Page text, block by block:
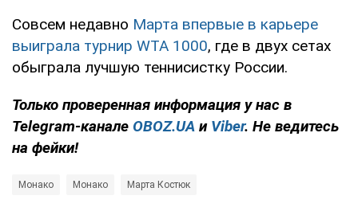
Совсем недавно Марта впервые в карьере
выиграла турнир WTA 1000, где в двух сетах
обыграла лучшую теннисистку России.
Только проверенная информация у нас в
Telegram-канале OBOZ.UA и Viber. Не ведитесь
на фейки!
Монако Монако Марта Костюк